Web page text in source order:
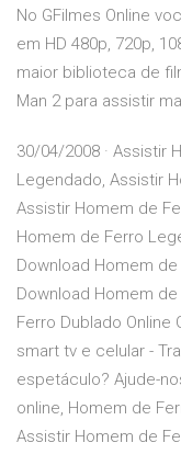
No GFilmes Online
em HD 480p, 720p,
maior biblioteca de
Man 2 para assistir
30/04/2008 · Assistir
Legendado, Assistir
Assistir Homem de
Homem de Ferro
Download Homem
Download Homem
Ferro Dublado Online
smart tv e celular -
espetáculo? Ajude-
online, Homem de
Assistir Homem de